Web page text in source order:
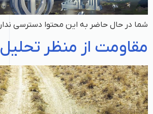
شما در حال حاضر به این محتوا دسترسی
مقاومت از منظر